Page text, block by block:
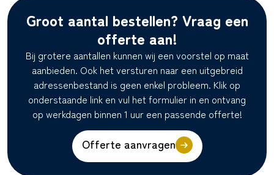
Groot aantal bestellen? Vraag een
offerte aan!
Bij grotere aantallen kunnen wij een voorstel op maat
aanbieden. Ook het versturen naar een uitgebreid
adressenbestand is geen enkel probleem. Klik op
onderstaande link en vul het formulier in en ontvang
op werkdagen binnen 1 uur een passende offerte!
Offerte aanvragen